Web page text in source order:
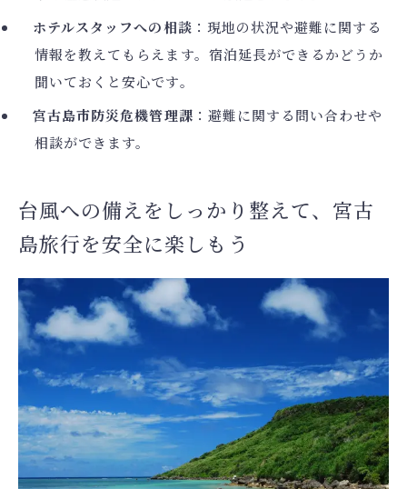
ホテルスタッフへの相談 ：現地の状況や避難に関する
情報を教えてもらえます。宿泊延長ができるかどうか
聞いておくと安心です。
宮古島市防災危機管理課 ：避難に関する問い合わせや
相談ができます。
台風への備えをしっかり整えて、宮古
島旅行を安全に楽しもう